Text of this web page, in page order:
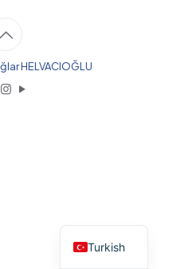
HELVACIOĞLU
Turkish